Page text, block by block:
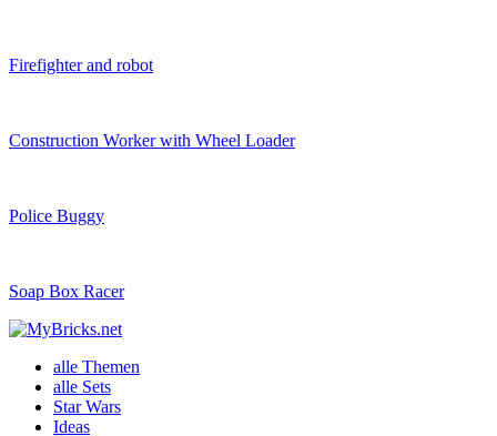
Firefighter and robot
Construction Worker with Wheel Loader
Police Buggy
Soap Box Racer
alle Themen
alle Sets
Star Wars
Ideas